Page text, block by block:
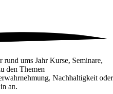
rund ums Jahr Kurse, Seminare,
den Themen
Nachhaltigkeit oder
an.